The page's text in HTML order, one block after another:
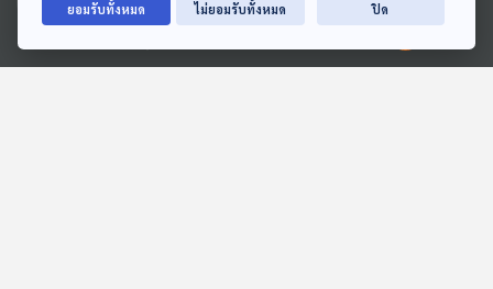
Ⓒ 2020 องค์การกระจายเสียงและแพร่ภาพสาธารณะแห่งประเทศไทย
27:15
EP. 11: ล่องไพร เทวรูปชาว
EP. 9: ล่องไพร เทวรูปชาว
ยอมรับทั้งหมด ไม่ยอมรับทั้งหมด ปิด